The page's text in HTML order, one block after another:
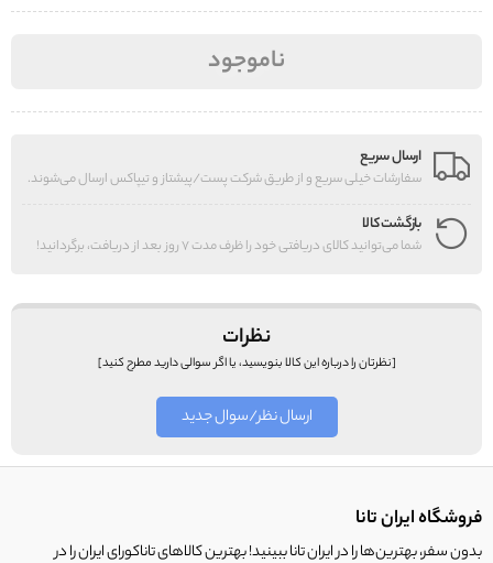
ناموجود
ارسال سریع
سفارشات خیلی سریع و از طریق شرکت پست/پیشتاز و تیپاکس ارسال می‌شوند.
بازگشت کالا
شما می‌توانید کالای دریافتی خود را ظرف مدت 7 روز بعد از دریافت، برگردانید!
نظرات
[نظرتان را درباره این کالا بنویسید، یا اگر سوالی دارید مطرح کنید]
ارسال نظر/سوال جدید
فروشگاه ایران تانا
بدون سفر، بهترین‌ها را در ایران تانا ببینید! بهترین کالاهای تاناکورای ایران را در